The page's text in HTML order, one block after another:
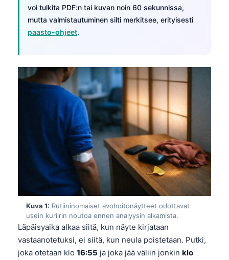
voi tulkita PDF:n tai kuvan noin 60 sekunnissa,
mutta valmistautuminen silti merkitsee, erityisesti
paasto-ohjeet.
Kuva 1: Rutiininomaiset avohoitonäytteet odottavat
usein kuriirin noutoa ennen analyysin alkamista.
Läpäisyaika alkaa siitä, kun näyte kirjataan
vastaanotetuksi, ei siitä, kun neula poistetaan. Putki,
joka otetaan klo 16:55 ja joka jää väliin jonkin klo